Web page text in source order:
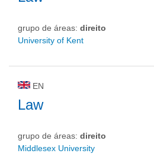
grupo de áreas: direito
University of Kent
EN
Law
grupo de áreas: direito
Middlesex University